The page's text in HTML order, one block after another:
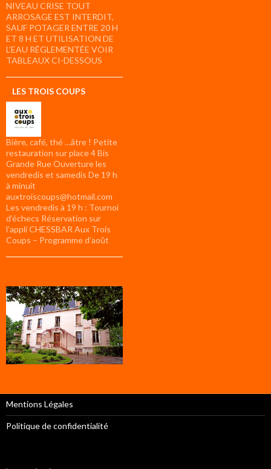
NIVEAU CRISE TOUT
ARROSAGE EST INTERDIT,
SAUF POTAGER ENTRE 20 H
ET 8 H ET UTILISATION DE
L’EAU RÉGLEMENTÉE VOIR
TABLEAUX CI-DESSOUS
LES TROIS COUPS
Bière, café, thé …âtre ! Petite
restauration sur place 4 Bis
Grande Rue Ouverture les
vendredis et samedis De 19 h
à minuit
auxtroiscoups@hotmail.com
Les vendredis à 19 h : Tournoi
d’échecs Réservation sur
l’appli CHESSBAR Aux Trois
Coups – Programme d’août
Mentions Légales
Politique de confidentialité